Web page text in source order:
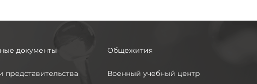
документы Общежития
Военный учебный центр